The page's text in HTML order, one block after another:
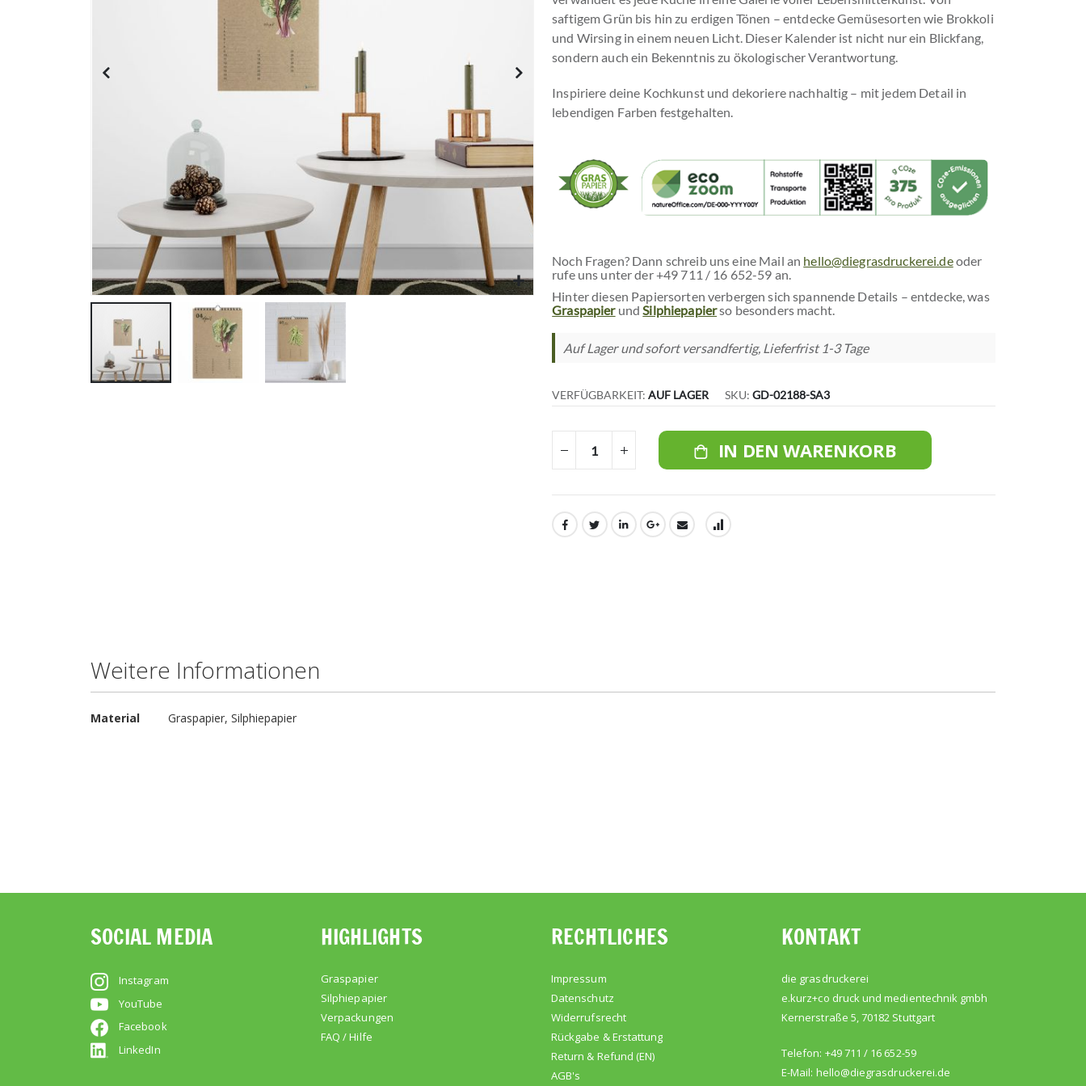
saftigem Grün bis hin zu erdigen Tönen – entdecke Gemüsesorten wie Brokkoli
und Wirsing in einem neuen Licht. Dieser Kalender ist nicht nur ein Blickfang,
sondern auch ein Bekenntnis zu ökologischer Verantwortung.
Inspiriere deine Kochkunst und dekoriere nachhaltig – mit jedem Detail in
lebendigen Farben festgehalten.
Noch Fragen? Dann schreib uns eine Mail an hello@diegrasdruckerei.deoder
rufe uns unter der +49 711 / 16 652-59 an.
Hinter diesen Papiersorten verbergen sich spannende Details – entdecke, was
GraspapierundSilphiepapierso besonders macht.
Auf Lager und sofort versandfertig, Lieferfrist 1-3 Tage
VERFÜGBARKEIT: AUF LAGER SKU GD-02188-SA3
IN DEN WARENKORB
Weitere Informationen
Weitere
Material Graspapier, Silphiepapier
SOCIAL MEDIA
Instagram
YouTube
Facebook
LinkedIn
HIGHLIGHTS
Graspapier
Silphiepapier
Verpackungen
FAQ / Hilfe
RECHTLICHES
Impressum
Datenschutz
Widerrufsrecht
Rückgabe & Erstattung
Return & Refund (EN)
AGB's
KONTAKT
die grasdruckerei
e.kurz+co druck und medientechnik gmbh
Kernerstraße 5, 70182 Stuttgart
Telefon: +49 711 / 16 652-59
E-Mail: hello@diegrasdruckerei.de